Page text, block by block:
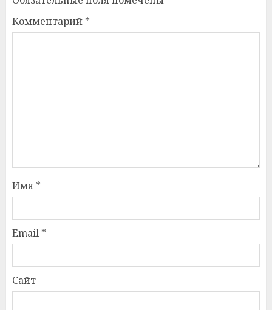
Комментарий *
Имя *
Email *
Сайт